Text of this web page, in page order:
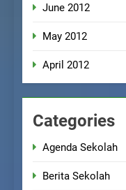
June 2012
May 2012
April 2012
Categories
Agenda Sekolah
Berita Sekolah